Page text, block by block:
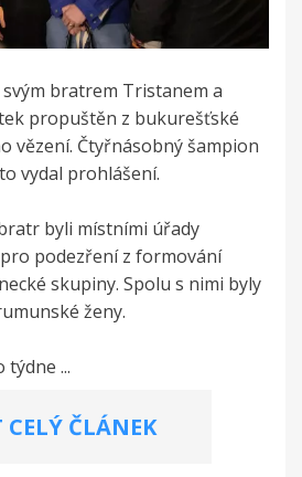
bratrem Tristanem a
propuštěn z bukurešťské
vězení. Čtyřnásobný šampion
vydal prohlášení.
byli místními úřady
podezření z formování
skupiny. Spolu s nimi byly
ženy.
...
CELÝ ČLÁNEK